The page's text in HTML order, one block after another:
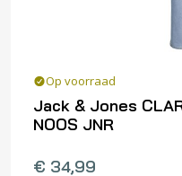
Op voorraad
Jack & Jones
NOOS JNR
€ 34,99